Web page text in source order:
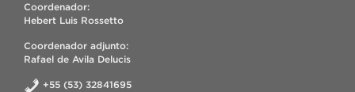
Coordenador:
Hebert Luis Rossetto
Coordenador adjunto:
Rafael de Avila Delucis
+55 (53) 32841695